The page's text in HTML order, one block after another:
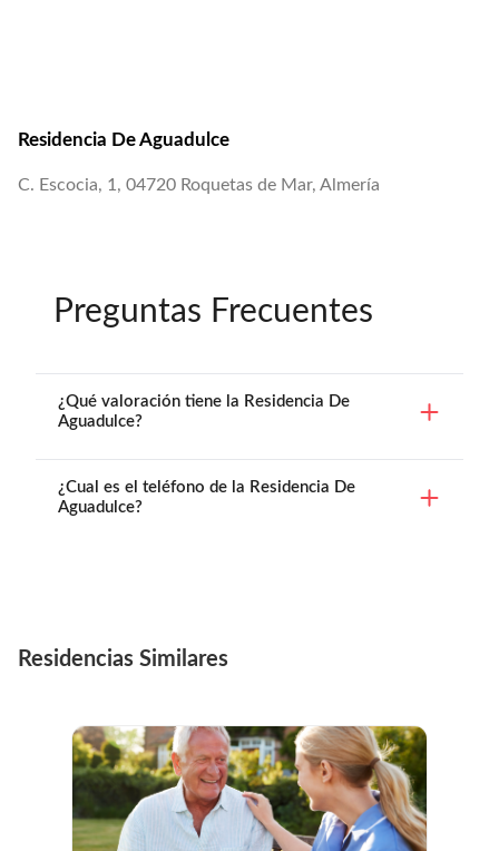
Residencia De Aguadulce
C. Escocia, 1, 04720 Roquetas de Mar, Almería
Preguntas Frecuentes
¿Qué valoración tiene la Residencia De
Aguadulce?
¿Cual es el teléfono de la Residencia De
Aguadulce?
Residencias Similares